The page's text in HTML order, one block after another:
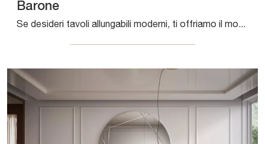
Barone
Se desideri tavoli allungabili moderni, ti offriamo il modello da pranzo in gres Barone della firma Bontempi.